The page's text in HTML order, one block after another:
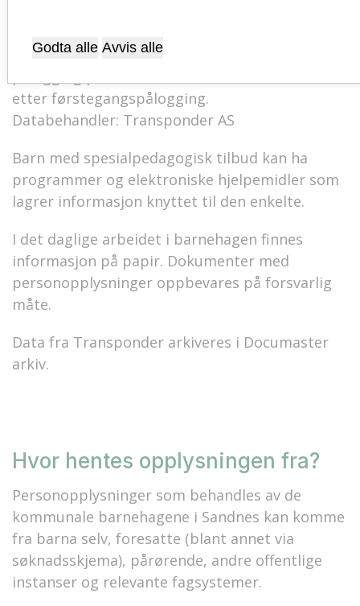
informasjon. Løsningen har også en forenklet
etter førstegangspålogging.
Databehandler: Transponder AS
Barn med spesialpedagogisk tilbud kan ha
programmer og elektroniske hjelpemidler som
lagrer informasjon knyttet til den enkelte.
I det daglige arbeidet i barnehagen finnes
informasjon på papir. Dokumenter med
personopplysninger oppbevares på forsvarlig
måte.
Data fra Transponder arkiveres i Documaster
arkiv.
Hvor hentes opplysningen fra?
Personopplysninger som behandles av de
kommunale barnehagene i Sandnes kan komme
fra barna selv, foresatte (blant annet via
søknadsskjema), pårørende, andre offentlige
instanser og relevante fagsystemer.
Godta alle Avvis alle